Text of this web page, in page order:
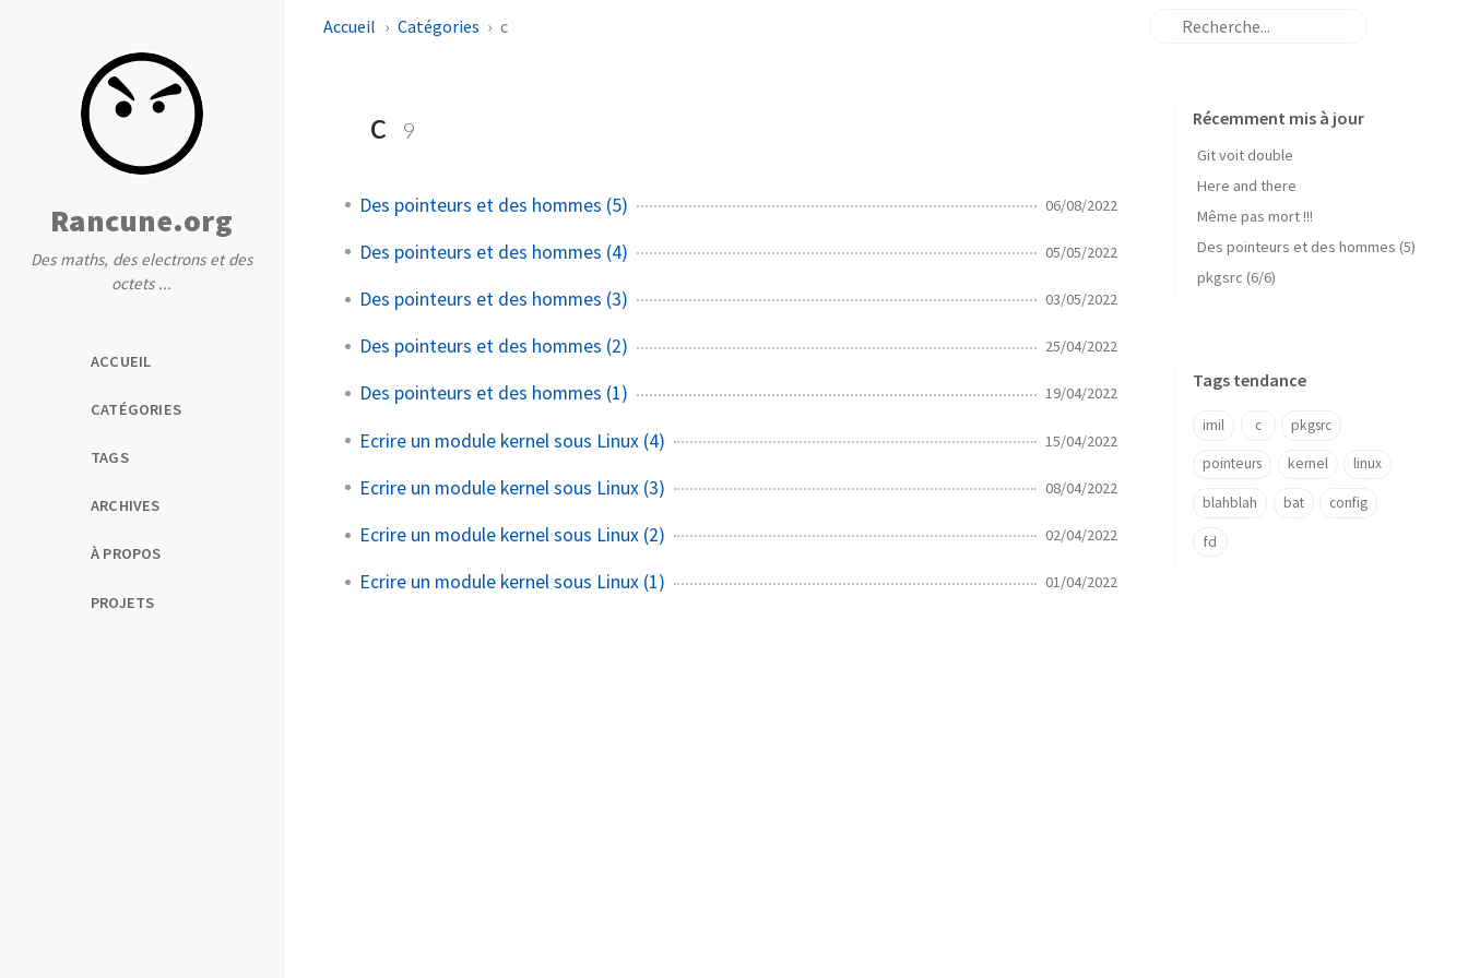
Rancune.org
Des maths, des electrons et des
octets ...
ACCUEIL
CATÉGORIES
TAGS
ARCHIVES
À PROPOS
PROJETS
Accueil Catégories c
c 9
Des pointeurs et des hommes (5) 06/08/2022
Des pointeurs et des hommes (4) 05/05/2022
Des pointeurs et des hommes (3) 03/05/2022
Des pointeurs et des hommes (2) 25/04/2022
Des pointeurs et des hommes (1) 19/04/2022
Ecrire un module kernel sous Linux (4) 15/04/2022
Ecrire un module kernel sous Linux (3) 08/04/2022
Ecrire un module kernel sous Linux (2) 02/04/2022
Ecrire un module kernel sous Linux (1) 01/04/2022
Récemment mis à jour
Git voit double
Here and there
Même pas mort !!!
Des pointeurs et des hommes (5)
pkgsrc (6/6)
Tags tendance
imil c pkgsrc
pointeurs kernel linux
blahblah bat config
fd